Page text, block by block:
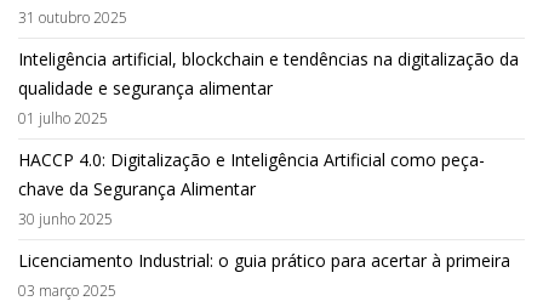
31 outubro 2025
Inteligência artificial, blockchain e tendências na digitalização da
qualidade e segurança alimentar
01 julho 2025
HACCP 4.0: Digitalização e Inteligência Artificial como peça-
chave da Segurança Alimentar
30 junho 2025
Licenciamento Industrial: o guia prático para acertar à primeira
03 março 2025